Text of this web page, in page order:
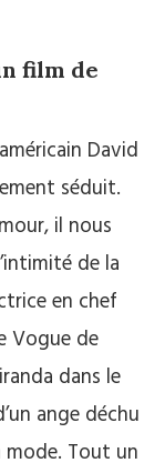
film de
David
séduit.
il nous
de la
en chef
Vogue de
dans le
ange déchu
mode. Tout un